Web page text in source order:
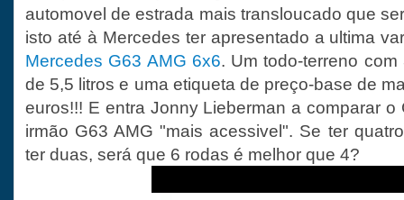
automovel de estrada mais transloucado que
isto até à Mercedes ter apresentado a ultima
Mercedes G63 AMG 6x6. Um todo-terreno
de 5,5 litros e uma etiqueta de preço-base de
euros!!! E entra Jonny Lieberman a comparar o
irmão G63 AMG "mais acessivel". Se ter
ter duas, será que 6 rodas é melhor que 4?